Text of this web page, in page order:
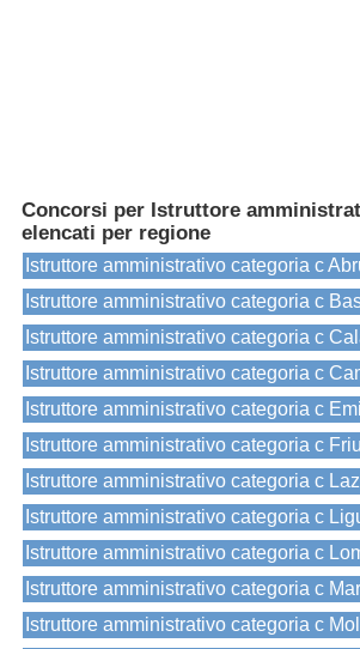
Concorsi per Istruttore
elencati per regione
Istruttore amministrativo categoria c
Istruttore amministrativo categoria c
Istruttore amministrativo categoria c
Istruttore amministrativo categoria c
Istruttore amministrativo categoria c
Istruttore amministrativo categoria c
Istruttore amministrativo categoria c
Istruttore amministrativo categoria c
Istruttore amministrativo categoria c
Istruttore amministrativo categoria c
Istruttore amministrativo categoria c